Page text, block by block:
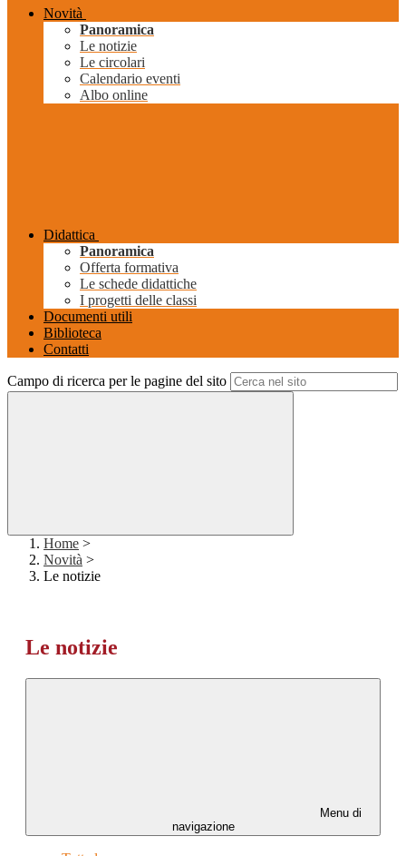
Novità
Panoramica
Le notizie
Le circolari
Calendario eventi
Albo online
Didattica
Panoramica
Offerta formativa
Le schede didattiche
I progetti delle classi
Documenti utili
Biblioteca
Contatti
Campo di ricerca per le pagine del sito
Home >
Novità >
Le notizie
Le notizie
Menu di
navigazione